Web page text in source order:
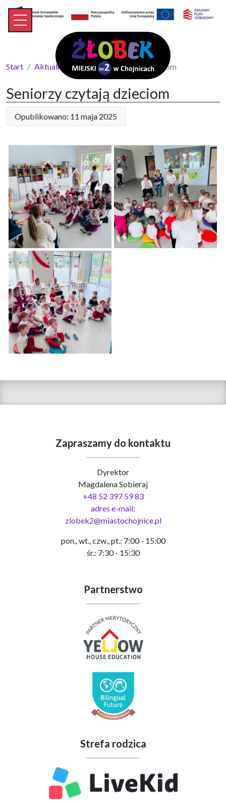
Start Aktualności Seniorzy czytają dzieciom
Seniorzy czytają dzieciom
Opublikowano: 11 maja 2025
Zapraszamy do kontaktu
Dyrektor
Magdalena Sobieraj
+48 52 397 59 83
adres e-mail:
zlobek2@miastochojnice.pl
pon., wt., czw., pt.: 7:00 - 15:00
śr.: 7:30 - 15:30
Partnerstwo
Strefa rodzica